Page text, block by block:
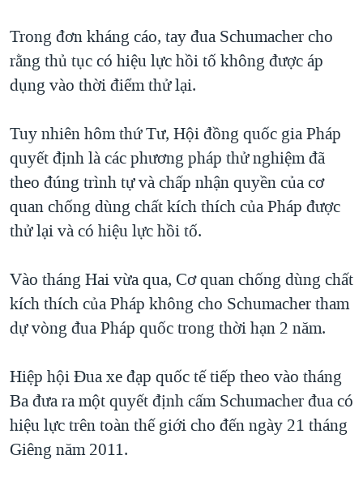
THỂ THAO
GIÁO DỤC
GROUND ZERO – XƯA VÀ NAY
CHI PHÍ CHIẾN TRANH AFGHANISTAN
CÁC GIÁ TRỊ CỘNG HÒA Ở VIỆT NAM
TRỊNH VĨNH BÌNH VS. CHÍNH PHỦ VIỆT NAM
NGƯ DÂN VIỆT VÀ LÀN SÓNG TRỘM HẢI SÂM
BÊN KIA QUỐC LỘ: TIẾNG VỌNG TỪ NÔNG THÔN MỸ
QUAN HỆ VIỆT MỸ
Trong đơn kháng cáo, tay đua Schumacher cho
rằng thủ tục có hiệu lực hồi tố không được áp
dụng vào thời điểm thử lại.
Tuy nhiên hôm thứ Tư, Hội đồng quốc gia Pháp
quyết định là các phương pháp thử nghiệm đã
theo đúng trình tự và chấp nhận quyền của cơ
quan chống dùng chất kích thích của Pháp được
thử lại và có hiệu lực hồi tố.
Vào tháng Hai vừa qua, Cơ quan chống dùng chất
kích thích của Pháp không cho Schumacher tham
dự vòng đua Pháp quốc trong thời hạn 2 năm.
Hiệp hội Đua xe đạp quốc tế tiếp theo vào tháng
Ba đưa ra một quyết định cấm Schumacher đua có
hiệu lực trên toàn thế giới cho đến ngày 21 tháng
Giêng năm 2011.